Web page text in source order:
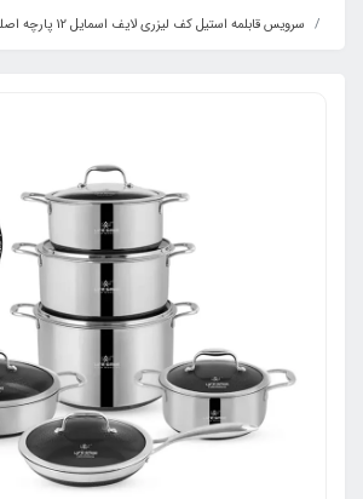
سرویس قابلمه استیل کف لیزری لایف اسمایل 12 پارچه اصلی